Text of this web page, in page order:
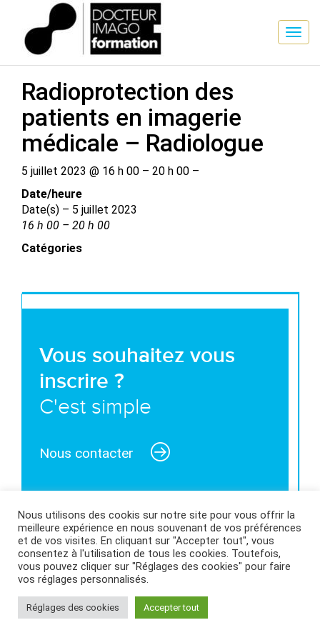
SESSION DE FORMATION
Radioprotection des
patients en imagerie
médicale – Radiologue
5 juillet 2023 @ 16 h 00 – 20 h 00 –
Date/​heure
Date(s) – 5 juillet 2023
16 h 00 – 20 h 00
Catégories
Vous souhaitez vous
inscrire ?
C'est simple
Nous contacter
MENTIONS LÉGALES ET CONDITIONS GÉNÉRALES
D’UTILISATION| POLITIQUE DES COOKIES|
Nous utilisons des cookis sur notre site pour vous offrir la
meilleure expérience en nous souvenant de vos préférences
et de vos visites. En cliquant sur "Accepter tout", vous
consentez à l'utilisation de tous les cookies. Toutefois,
vous pouvez cliquer sur "Réglages des cookies" pour faire
vos réglages personnalisés.
Réglages des cookies Accepter tout